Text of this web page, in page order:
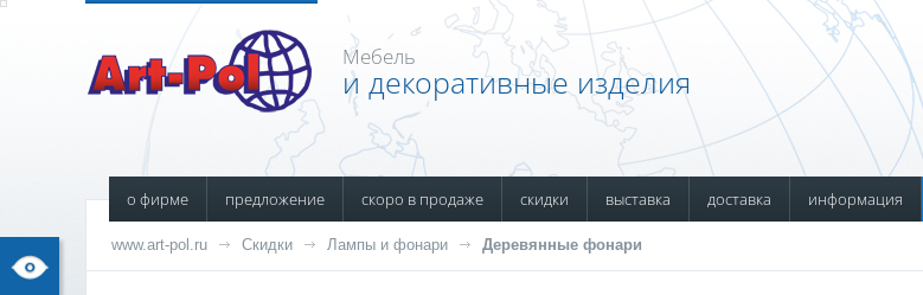
Мебель
и декоративные изделия
о фирме предложение скоро в продаже скидки выставка доставка информация
www.art-pol.ru Скидки Лампы и фонари Деревянные фонари